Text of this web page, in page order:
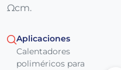
Ωcm.
Aplicaciones
Calentadores
poliméricos para